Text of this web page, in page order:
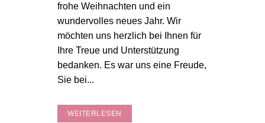
frohe Weihnachten und ein
wundervolles neues Jahr. Wir
möchten uns herzlich bei Ihnen für
Ihre Treue und Unterstützung
bedanken. Es war uns eine Freude,
Sie bei...
WEITERLESEN